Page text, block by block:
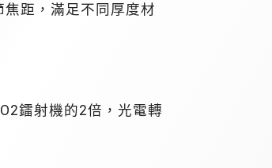
距，滿足不同厚度材
鐳射機的2倍，光電轉